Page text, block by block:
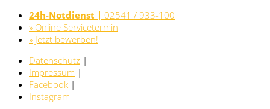
24h-Notdienst | 02541 / 933-100
» Online Servicetermin
» Jetzt bewerben!
Datenschutz |
Impressum |
Facebook |
Instagram